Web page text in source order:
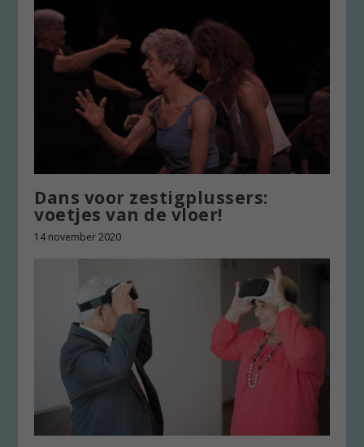
Dans voor zestigplussers:
voetjes van de vloer!
14 november 2020